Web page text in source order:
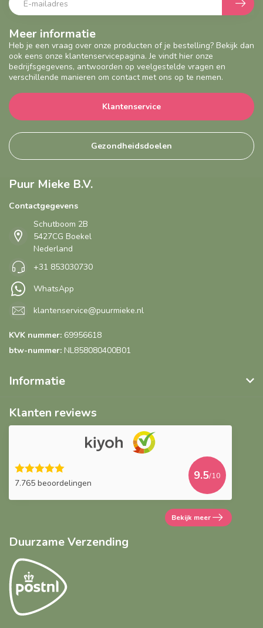
Meer informatie
Heb je een vraag over onze producten of je bestelling? Bekijk dan
ook eens onze klantenservicepagina. Je vindt hier onze
bedrijfsgegevens, antwoorden op veelgestelde vragen en
verschillende manieren om contact met ons op te nemen.
Klantenservice
Gezondheidsdoelen
Puur Mieke B.V.
Contactgegevens
Schutboom 2B
5427CG Boekel
Nederland
+31 853030730
WhatsApp
klantenservice@puurmieke.nl
KVK nummer: 69956618
btw-nummer: NL858080400B01
Informatie
Klanten reviews
7.765 beoordelingen
9.5/10
Bekijk meer
Duurzame Verzending